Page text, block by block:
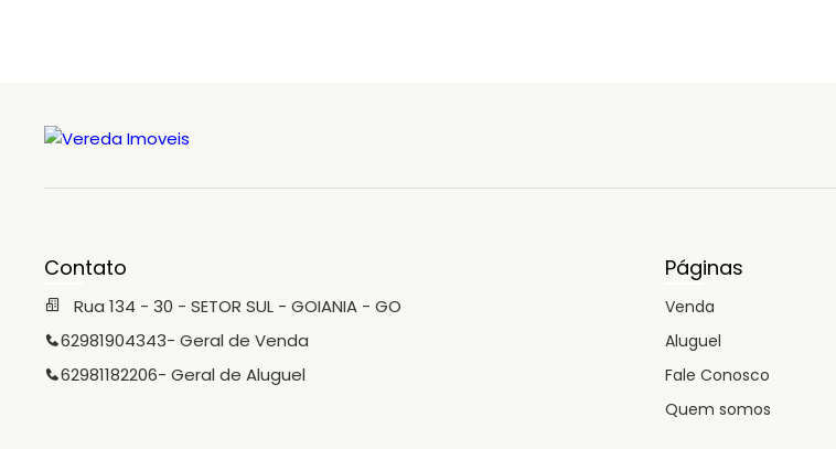
Contato
Rua 134 - 30 - SETOR SUL - GOIANIA - GO
62981904343- Geral de Venda
62981182206- Geral de Aluguel
Páginas
Venda
Aluguel
Fale Conosco
Quem somos